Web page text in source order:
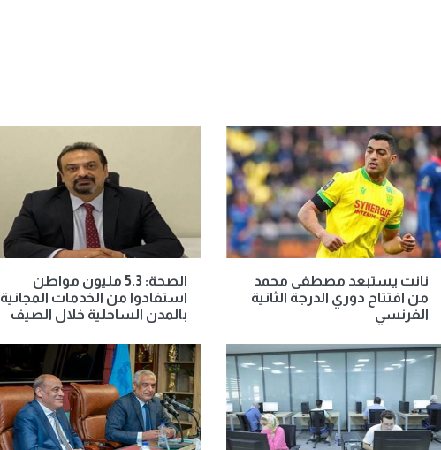
نانت يستبعد مصطفى محمد
من افتتاح دوري الدرجة الثانية
الفرنسي
الصحة: 5.3 مليون مواطن
استفادوا من الخدمات المجانية
بالمدن الساحلية خلال الصيف